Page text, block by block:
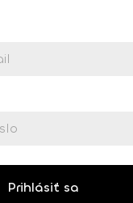
Prihlásiť sa